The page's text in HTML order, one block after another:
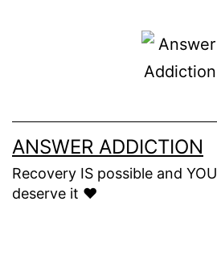
ANSWER ADDICTION
Recovery IS possible and YOU
deserve it ❤️